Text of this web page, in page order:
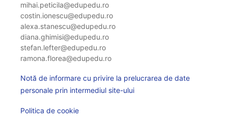
mihai.peticila@edupedu.ro
costin.ionescu@edupedu.ro
alexa.stanescu@edupedu.ro
diana.ghimisi@edupedu.ro
stefan.lefter@edupedu.ro
ramona.florea@edupedu.ro
Notă de informare cu privire la prelucrarea de date
personale prin intermediul site-ului
Politica de cookie